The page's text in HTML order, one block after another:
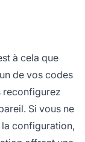
à cela que
de vos codes
reconfigurez
Si vous ne
configuration,